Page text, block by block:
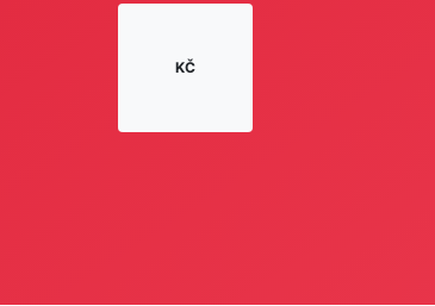
KČ